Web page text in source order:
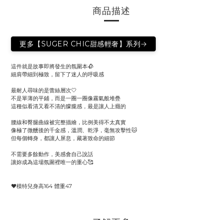
商品描述
更多【SUGER CHIC甜感輕奢】系列→
這件就是故事即將發生的氛圍本🥀
細肩帶細到極致，留下了迷人的呼吸感
最耐人尋味的是蕾絲層次🤍
不是單薄的平鋪，而是一圈一圈像霧氣般堆疊
這種似看清又看不清的朦朧感，最是讓人上癮的
腰線和臀腿曲線被完整描繪，比例美得不太真實
像極了微醺後的千金感，溫潤、乾淨，毫無攻擊性🐱
但每個轉身，都讓人屏息，藏著致命的細節
不需要多餘動作，美感會自己說話
讓妳成為這場氛圍裡唯一的重心🥰
♥️模特兒身高164 體重47